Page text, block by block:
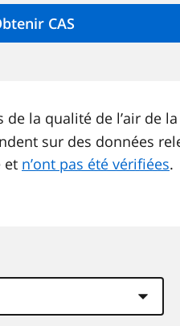
de la qualité de l’air de la
sur des données
et n’ont pas été vérifiées.